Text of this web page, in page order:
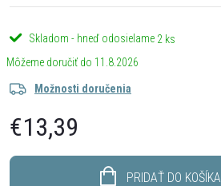
Skladom - hneď odosielame 2 ks
11.8.2026
Možnosti doručenia
€13,39
PRIDAŤ DO KOŠÍKA